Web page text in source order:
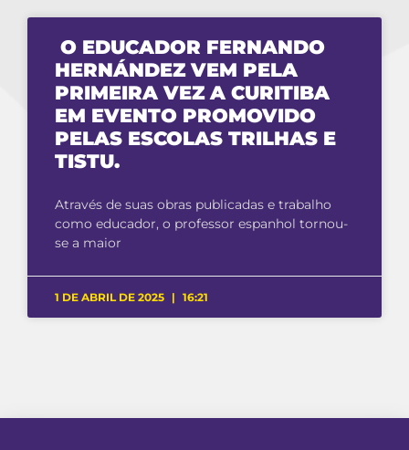
O EDUCADOR FERNANDO
HERNÁNDEZ VEM PELA
PRIMEIRA VEZ A CURITIBA
EM EVENTO PROMOVIDO
PELAS ESCOLAS TRILHAS E
TISTU.
Através de suas obras publicadas e trabalho
como educador, o professor espanhol tornou-
se a maior
1 DE ABRIL DE 2025 16:21